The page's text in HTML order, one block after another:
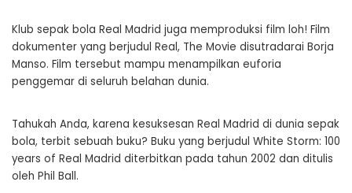
Klub sepak bola Real Madrid juga memproduksi film loh! Film
dokumenter yang berjudul Real, The Movie disutradarai Borja
Manso. Film tersebut mampu menampilkan euforia
penggemar di seluruh belahan dunia.
Tahukah Anda, karena kesuksesan Real Madrid di dunia sepak
bola, terbit sebuah buku? Buku yang berjudul White Storm: 100
years of Real Madrid diterbitkan pada tahun 2002 dan ditulis
oleh Phil Ball.